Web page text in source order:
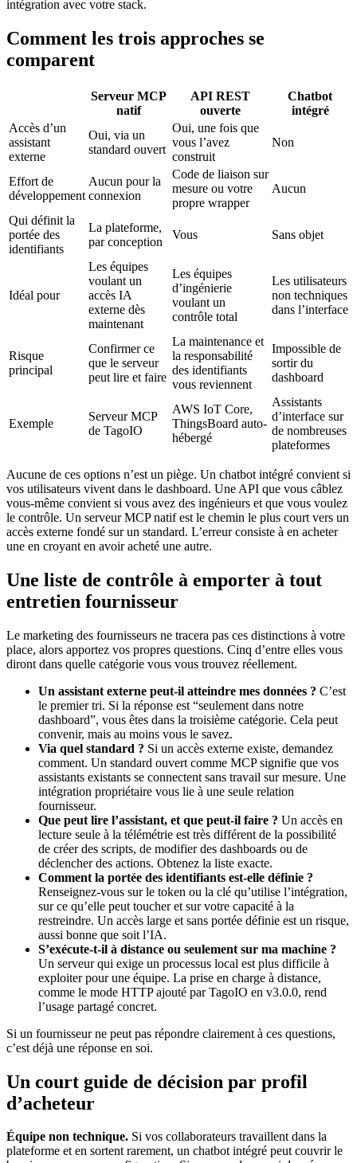
intégration avec votre stack.
Comment les trois approches se
comparent
Serveur MCP
natif
API REST
ouverte
Chatbot
intégré
Accès d’un
assistant
externe
Oui, via un
standard ouvert
Oui, une fois que
vous l’avez
construit
Non
Effort de
développement
Aucun pour la
connexion
Code de liaison sur
mesure ou votre
propre wrapper
Aucun
Qui définit la
portée des
identifiants
La plateforme,
par conception
Vous Sans objet
Idéal pour
Les équipes
voulant un
accès IA
externe dès
maintenant
Les équipes
d’ingénierie
voulant un
contrôle total
Les utilisateurs
non techniques
dans l’interface
Risque
principal
Confirmer ce
que le serveur
peut lire et faire
La maintenance et
la responsabilité
des identifiants
vous reviennent
Impossible de
sortir du
dashboard
Exemple
Serveur MCP
de TagoIO
AWS IoT Core,
ThingsBoard auto-
hébergé
Assistants
d’interface sur
de nombreuses
plateformes
Aucune de ces options n’est un piège. Un chatbot intégré convient si
vos utilisateurs vivent dans le dashboard. Une API que vous câblez
vous-même convient si vous avez des ingénieurs et que vous voulez
le contrôle. Un serveur MCP natif est le chemin le plus court vers un
accès externe fondé sur un standard. L’erreur consiste à en acheter
une en croyant en avoir acheté une autre.
Une liste de contrôle à emporter à tout
entretien fournisseur
Le marketing des fournisseurs ne tracera pas ces distinctions à votre
place, alors apportez vos propres questions. Cinq d’entre elles vous
diront dans quelle catégorie vous vous trouvez réellement.
Un assistant externe peut-il atteindre mes données ? C’est
le premier tri. Si la réponse est “seulement dans notre
dashboard”, vous êtes dans la troisième catégorie. Cela peut
convenir, mais au moins vous le savez.
Via quel standard ? Si un accès externe existe, demandez
comment. Un standard ouvert comme MCP signifie que vos
assistants existants se connectent sans travail sur mesure. Une
intégration propriétaire vous lie à une seule relation
fournisseur.
Que peut lire l’assistant, et que peut-il faire ? Un accès en
lecture seule à la télémétrie est très différent de la possibilité
de créer des scripts, de modifier des dashboards ou de
déclencher des actions. Obtenez la liste exacte.
Comment la portée des identifiants est-elle définie ?
Renseignez-vous sur le token ou la clé qu’utilise l’intégration,
sur ce qu’elle peut toucher et sur votre capacité à la
restreindre. Un accès large et sans portée définie est un risque,
aussi bonne que soit l’IA.
S’exécute-t-il à distance ou seulement sur ma machine ?
Un serveur qui exige un processus local est plus difficile à
exploiter pour une équipe. La prise en charge à distance,
comme le mode HTTP ajouté par TagoIO en v3.0.0, rend
l’usage partagé concret.
Si un fournisseur ne peut pas répondre clairement à ces questions,
c’est déjà une réponse en soi.
Un court guide de décision par profil
d’acheteur
Équipe non technique. Si vos collaborateurs travaillent dans la
plateforme et en sortent rarement, un chatbot intégré peut couvrir le